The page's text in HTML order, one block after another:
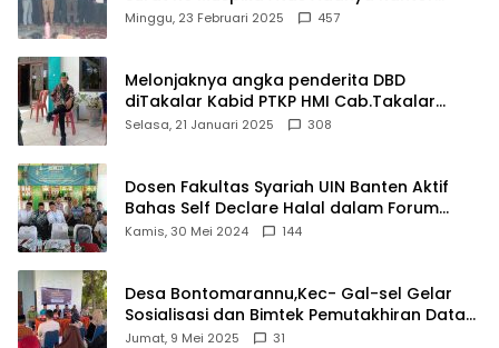
Matel di Cisoka
Minggu, 23 Februari 2025 457
Melonjaknya angka penderita DBD
diTakalar Kabid PTKP HMI Cab.Takalar
angkat bicara
Selasa, 21 Januari 2025 308
Dosen Fakultas Syariah UIN Banten Aktif
Bahas Self Declare Halal dalam Forum
Ijtima Ulama MUI
Kamis, 30 Mei 2024 144
Desa Bontomarannu,Kec- Gal-sel Gelar
Sosialisasi dan Bimtek Pemutakhiran Data
ID
Jumat, 9 Mei 2025 31